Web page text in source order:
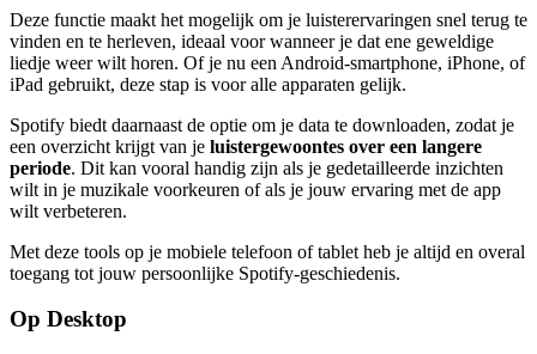
Deze functie maakt het mogelijk om je luisterervaringen snel terug te
vinden en te herleven, ideaal voor wanneer je dat ene geweldige
liedje weer wilt horen. Of je nu een Android-smartphone, iPhone, of
iPad gebruikt, deze stap is voor alle apparaten gelijk.
Spotify biedt daarnaast de optie om je data te downloaden, zodat je
een overzicht krijgt van je luistergewoontes over een langere
periode. Dit kan vooral handig zijn als je gedetailleerde inzichten
wilt in je muzikale voorkeuren of als je jouw ervaring met de app
wilt verbeteren.
Met deze tools op je mobiele telefoon of tablet heb je altijd en overal
toegang tot jouw persoonlijke Spotify-geschiedenis.
Op Desktop